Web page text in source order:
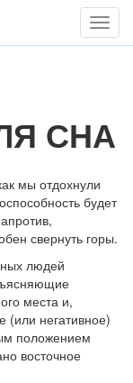
Меню
СНА
мы отдохнули
будет
свернуть горы.
людей
места и,
(или негативное)
положением
восточное